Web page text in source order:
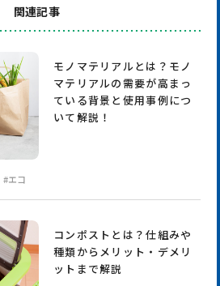
関連記事
モノマテリアルとは？モノ
マテリアルの需要が高まっ
ている背景と使用事例につ
いて解説！
#エコ
コンポストとは？仕組みや
種類からメリット・デメリ
ットまで解説